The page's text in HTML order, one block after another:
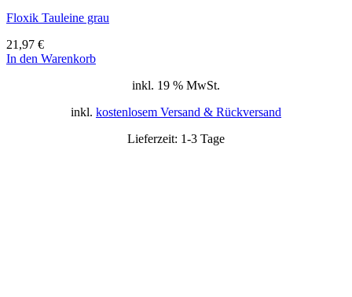
Floxik Tauleine grau
21,97 €
In den Warenkorb
inkl. 19 % MwSt.
inkl. kostenlosem Versand & Rückversand
Lieferzeit: 1-3 Tage